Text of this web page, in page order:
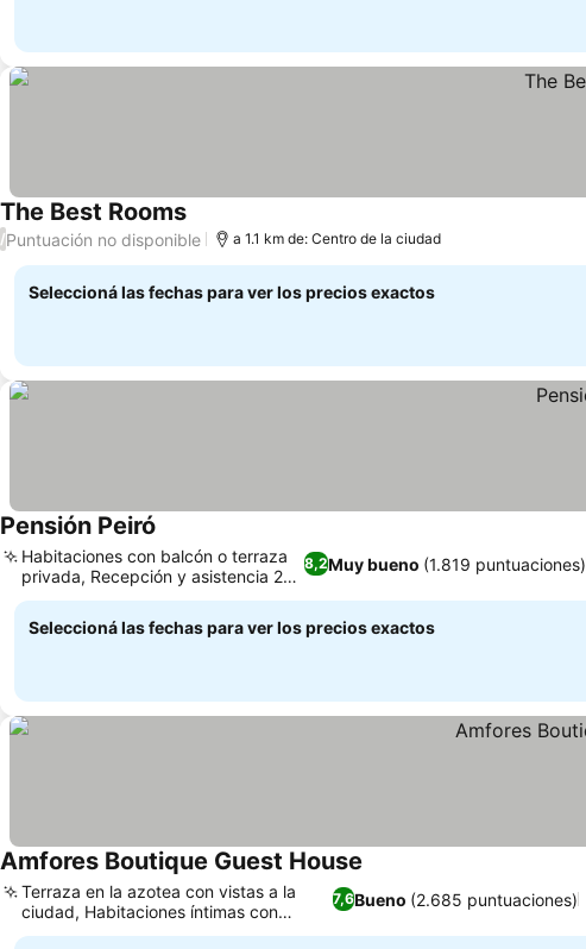
The Best Rooms
/Puntuación no disponible a 1.1 km de: Centro de la ciudad
Seleccioná las fechas para ver los precios exactos
Pensión Peiró
8,2Muy bueno (1.819 puntuaciones)
Habitaciones con balcón o terraza
privada, Recepción y asistencia 24
horas
Seleccioná las fechas para ver los precios exactos
Amfores Boutique Guest House
7,6Bueno (2.685 puntuaciones)
Terraza en la azotea con vistas a la
ciudad, Habitaciones íntimas con
diseño único